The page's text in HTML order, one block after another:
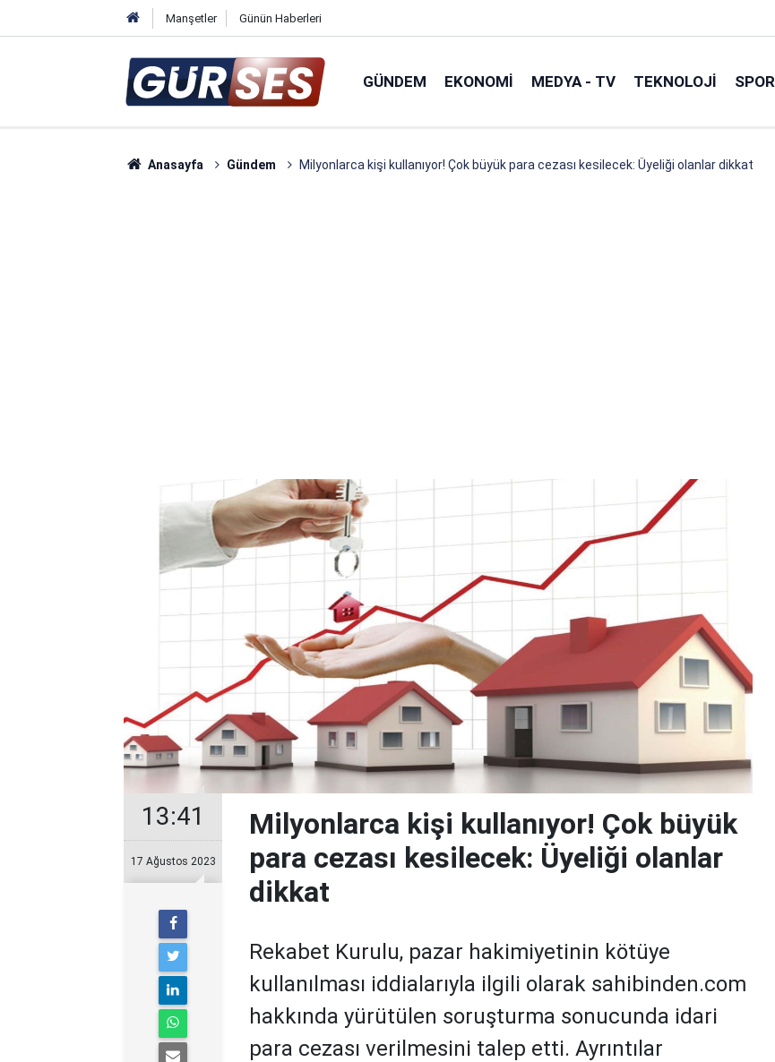
Manşetler Günün Haberleri
GÜNDEM EKONOMI MEDYA - TV TEKNOLOJI SPOR
Anasayfa Gündem Milyonlarca kişi kullanıyor! Çok büyük para cezası kesilecek: Üyeliği olanlar dikkat
13:41
17 Ağustos 2023
Milyonlarca kişi kullanıyor! Çok büyük
para cezası kesilecek: Üyeliği olanlar
dikkat
Rekabet Kurulu, pazar hakimiyetinin kötüye
kullanılması iddialarıyla ilgili olarak sahibinden.com
hakkında yürütülen soruşturma sonucunda idari
para cezası verilmesini talep etti. Ayrıntılar